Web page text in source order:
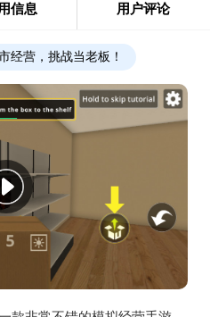
信息 用户评论
经营，挑战当老板！